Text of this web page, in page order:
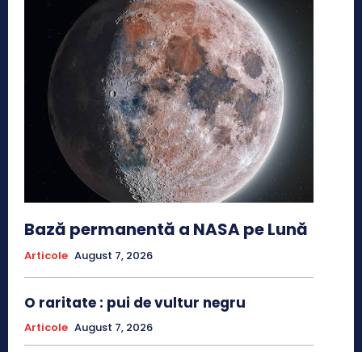
Bază permanentă a NASA pe Lună
Articole August 7, 2026
O raritate : pui de vultur negru
Articole August 7, 2026